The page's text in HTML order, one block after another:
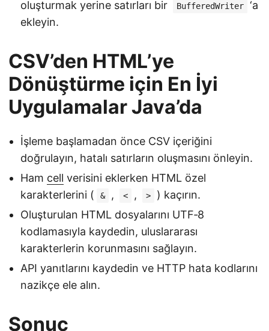
oluşturmak yerine satırları bir BufferedWriter
‘a
ekleyin.
CSV’den HTML’ye
Dönüştürme için En İyi
Uygulamalar Java’da
İşleme başlamadan önce CSV içeriğini
doğrulayın, hatalı satırların oluşmasını önleyin.
Ham cell verisini eklerken HTML özel
karakterlerini (
& , < , >
) kaçırın.
Oluşturulan HTML dosyalarını UTF‑8
kodlamasıyla kaydedin, uluslararası
karakterlerin korunmasını sağlayın.
API yanıtlarını kaydedin ve HTTP hata kodlarını
nazikçe ele alın.
Sonuç